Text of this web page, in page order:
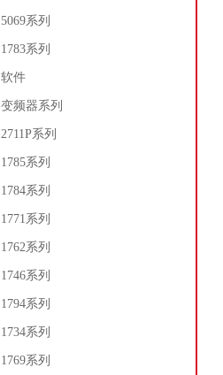
5069系列
1783系列
软件
变频器系列
2711P系列
1785系列
1784系列
1771系列
1762系列
1746系列
1794系列
1734系列
1769系列